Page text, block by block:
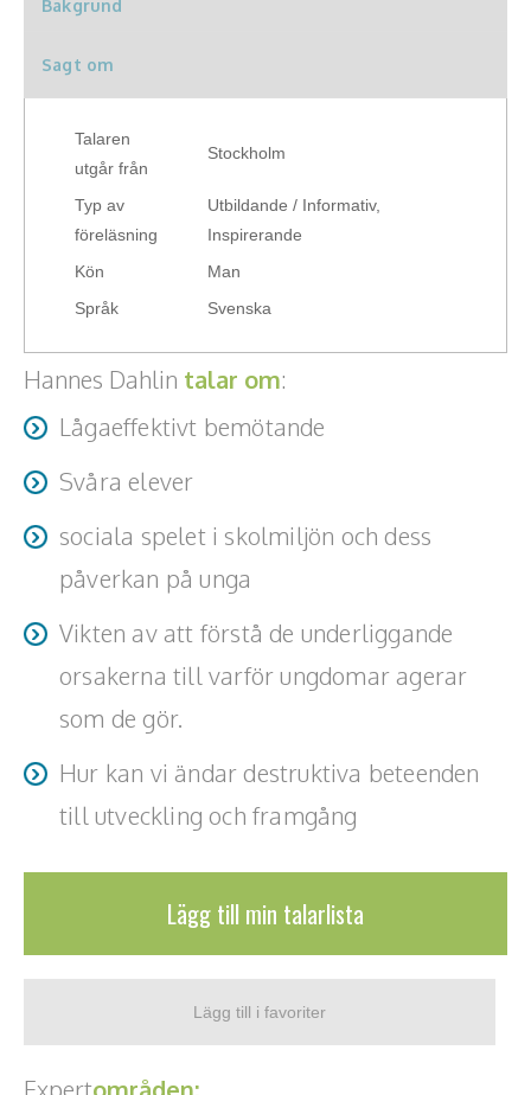
Innovation, kreativitet, entreprenörskap,
Kommunikation och media
Ledarskap, medarbetarskap, HR
Miljö, hållbar utveckling
Mångfald och integration
Omvärld, politik, juridik
Pedagogik, skola, föräldraskap
Teamwork, teambuilding, relationer
Vård, omsorg, beroende
Företagsledare
Författare
Idrottare och äventyrare
Kända musiker
Alla talare
Bakgrund
Sagt om
Talaren
utgår från
Stockholm
Typ av
föreläsning
Utbildande / Informativ,
Inspirerande
Kön
Man
Språk
Svenska
Hannes Dahlin talar om:
Lågaeffektivt bemötande
Svåra elever
sociala spelet i skolmiljön och dess
påverkan på unga
Vikten av att förstå de underliggande
orsakerna till varför ungdomar agerar
som de gör.
Hur kan vi ändar destruktiva beteenden
till utveckling och framgång
Lägg till min talarlista